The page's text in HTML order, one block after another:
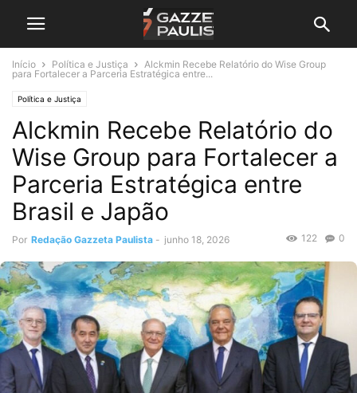
Início Política e Justiça
Alckmin Recebe Relatório do Wise Group
para Fortalecer a Parceria Estratégica entre...
Política e Justiça
Alckmin Recebe Relatório do
Wise Group para Fortalecer a
Parceria Estratégica entre
Brasil e Japão
Por Redação Gazzeta Paulista - junho 18, 2026 0
122